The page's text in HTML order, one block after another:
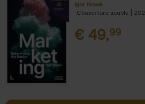
Igor Nowé
Couverture souple
€ 49,99